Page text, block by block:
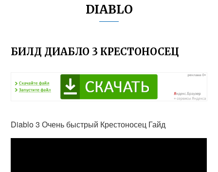
DIABLO
БИЛД ДИАБЛО 3 КРЕСТОНОСЕЦ
Diablo 3 Очень быстрый Крестоносец Гайд